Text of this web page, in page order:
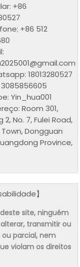
+86
+86 512
18013280527
3085856605
Yin_hua001
Room 301,
2, No. 7, Fulei Road,
Dongguan
Province,
】
site, ninguém
transmitir ou
parcial, nem
violam os direitos